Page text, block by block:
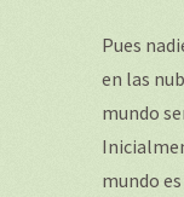
Pues
en las
mundo
mundo